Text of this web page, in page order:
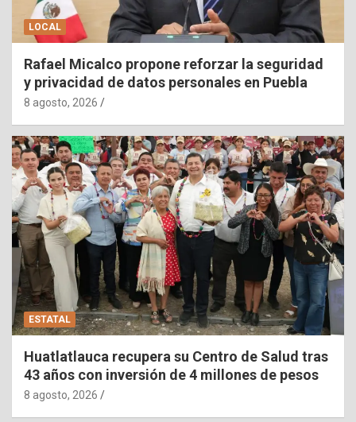
LOCAL
Rafael Micalco propone reforzar la seguridad
y privacidad de datos personales en Puebla
8 agosto, 2026
ESTATAL
Huatlatlauca recupera su Centro de Salud tras
43 años con inversión de 4 millones de pesos
8 agosto, 2026